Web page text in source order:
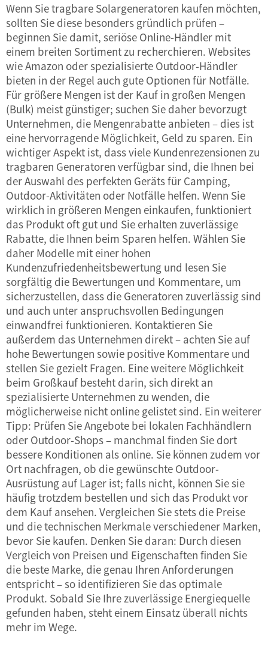
Wenn Sie tragbare Solargeneratoren kaufen möchten,
sollten Sie diese besonders gründlich prüfen –
beginnen Sie damit, seriöse Online-Händler mit
einem breiten Sortiment zu recherchieren. Websites
wie Amazon oder spezialisierte Outdoor-Händler
bieten in der Regel auch gute Optionen für Notfälle.
Für größere Mengen ist der Kauf in großen Mengen
(Bulk) meist günstiger; suchen Sie daher bevorzugt
Unternehmen, die Mengenrabatte anbieten – dies ist
eine hervorragende Möglichkeit, Geld zu sparen. Ein
wichtiger Aspekt ist, dass viele Kundenrezensionen zu
tragbaren Generatoren verfügbar sind, die Ihnen bei
der Auswahl des perfekten Geräts für Camping,
Outdoor-Aktivitäten oder Notfälle helfen. Wenn Sie
wirklich in größeren Mengen einkaufen, funktioniert
das Produkt oft gut und Sie erhalten zuverlässige
Rabatte, die Ihnen beim Sparen helfen. Wählen Sie
daher Modelle mit einer hohen
Kundenzufriedenheitsbewertung und lesen Sie
sorgfältig die Bewertungen und Kommentare, um
sicherzustellen, dass die Generatoren zuverlässig sind
und auch unter anspruchsvollen Bedingungen
einwandfrei funktionieren. Kontaktieren Sie
außerdem das Unternehmen direkt – achten Sie auf
hohe Bewertungen sowie positive Kommentare und
stellen Sie gezielt Fragen. Eine weitere Möglichkeit
beim Großkauf besteht darin, sich direkt an
spezialisierte Unternehmen zu wenden, die
möglicherweise nicht online gelistet sind. Ein weiterer
Tipp: Prüfen Sie Angebote bei lokalen Fachhändlern
oder Outdoor-Shops – manchmal finden Sie dort
bessere Konditionen als online. Sie können zudem vor
Ort nachfragen, ob die gewünschte Outdoor-
Ausrüstung auf Lager ist; falls nicht, können Sie sie
häufig trotzdem bestellen und sich das Produkt vor
dem Kauf ansehen. Vergleichen Sie stets die Preise
und die technischen Merkmale verschiedener Marken,
bevor Sie kaufen. Denken Sie daran: Durch diesen
Vergleich von Preisen und Eigenschaften finden Sie
die beste Marke, die genau Ihren Anforderungen
entspricht – so identifizieren Sie das optimale
Produkt. Sobald Sie Ihre zuverlässige Energiequelle
gefunden haben, steht einem Einsatz überall nichts
mehr im Wege.